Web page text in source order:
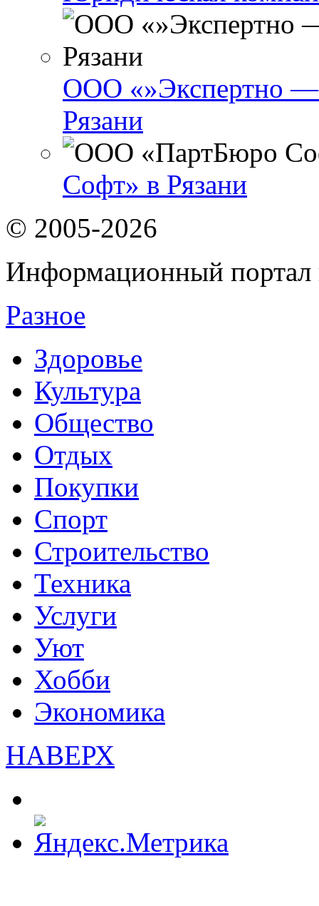
ООО «»Экспертно —
Рязани
Софт» в Рязани
© 2005-2026
Информационный портал
Разное
Здоровье
Культура
Общество
Отдых
Покупки
Спорт
Строительство
Техника
Услуги
Уют
Хобби
Экономика
НАВЕРХ